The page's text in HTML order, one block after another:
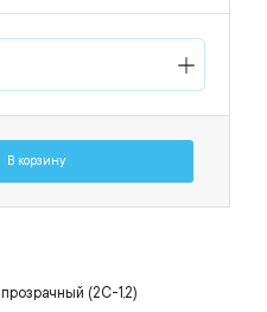
В корзину
прозрачный (2С-1,2)